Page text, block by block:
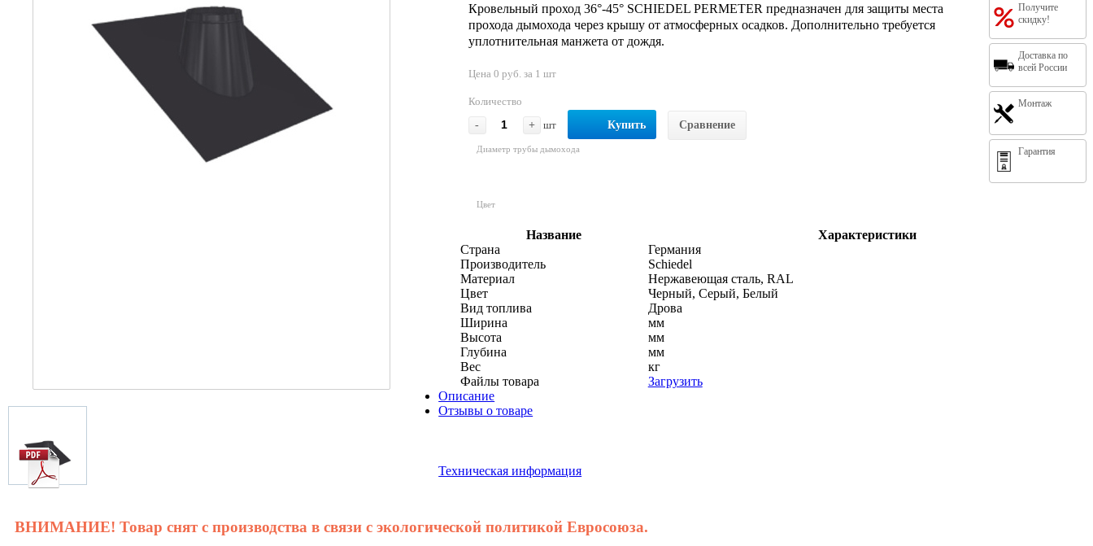
Получите
скидку!
Доставка по
всей России
Монтаж
Гарантия
Кровельный проход 36°-45° SCHIEDEL PERMETER предназначен для защиты места
прохода дымохода через крышу от атмосферных осадков. Дополнительно требуется
уплотнительная манжета от дождя.
Цена 0 руб. за 1 шт
Количество
-
+ шт Купить Сравнение
Диаметр трубы дымохода
Цвет
Название
Характеристики
Страна
Германия
Производитель
Schiedel
Материал
Нержавеющая сталь, RAL
Цвет
Черный, Серый, Белый
Вид топлива
Дрова
Ширина
мм
Высота
мм
Глубина
мм
Вес
кг
Файлы товара
Загрузить
Описание
Отзывы о товаре
Техническая информация
ВНИМАНИЕ! Товар снят с производства в связи с экологической политикой Евросоюза.